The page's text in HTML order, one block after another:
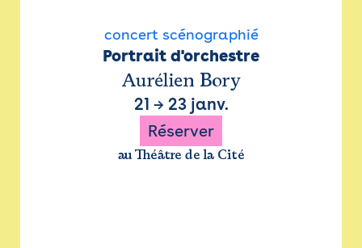
concert scénographié
Portrait d'orchestre
Aurélien Bory
21 → 23 janv.
Réserver
au Théâtre de la Cité